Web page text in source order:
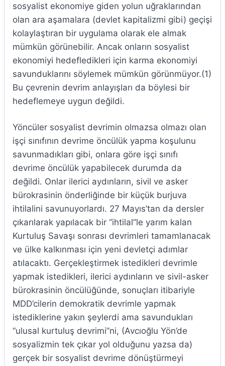
sosyalist ekonomiye giden yolun uğraklarından
olan ara aşamalara (devlet kapitalizmi gibi) geçişi
kolaylaştıran bir uygulama olarak ele almak
mümkün görünebilir. Ancak onların sosyalist
ekonomiyi hedefledikleri için karma ekonomiyi
savunduklarını söylemek mümkün görünmüyor.(1)
Bu çevrenin devrim anlayışları da böylesi bir
hedeflemeye uygun değildi.
Yöncüler sosyalist devrimin olmazsa olmazı olan
işçi sınıfının devrime öncülük yapma koşulunu
savunmadıkları gibi, onlara göre işçi sınıfı
devrime öncülük yapabilecek durumda da
değildi. Onlar ilerici aydınların, sivil ve asker
bürokrasinin önderliğinde bir küçük burjuva
ihtilalini savunuyorlardı. 27 Mayıs’tan da dersler
çıkarılarak yapılacak bir “ihtilal”le yarım kalan
Kurtuluş Savaşı sonrası devrimleri tamamlanacak
ve ülke kalkınması için yeni devletçi adımlar
atılacaktı. Gerçekleştirmek istedikleri devrimle
yapmak istedikleri, ilerici aydınların ve sivil-asker
bürokrasinin öncülüğünde, sonuçları itibariyle
MDD’cilerin demokratik devrimle yapmak
istediklerine yakın şeylerdi ama savundukları
“ulusal kurtuluş devrimi”ni, (Avcıoğlu Yön’de
sosyalizmin tek çıkar yol olduğunu yazsa da)
gerçek bir sosyalist devrime dönüştürmeyi